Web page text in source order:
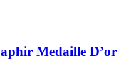
Medaille D’or